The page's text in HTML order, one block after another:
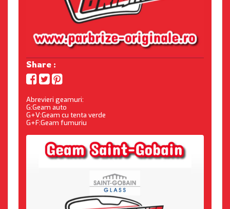
Share :
Abrevieri geamuri:
G:Geam auto
G+V:Geam cu tenta verde
G+F:Geam fumuriu